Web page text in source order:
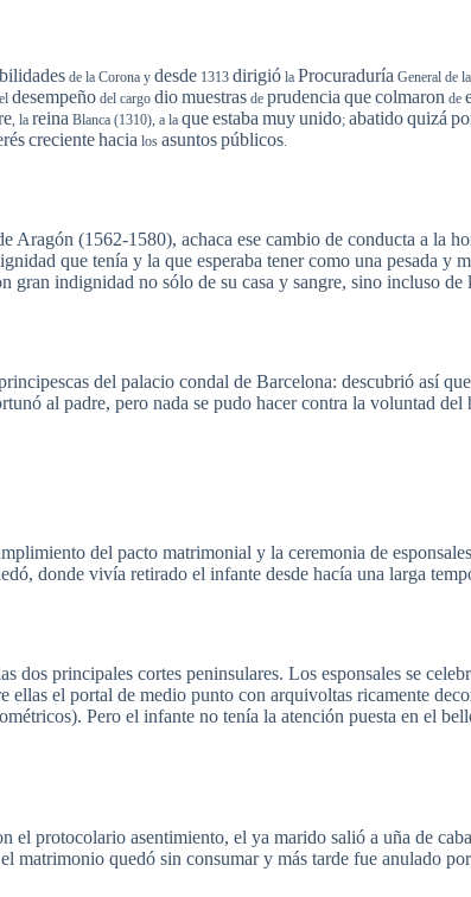
de la Corona y desde 1313 dirigió la Procuraduría General de
desempeño del cargo diomuestras de prudencia quecolmaron de
, la reina Blanca (1310), a la queestaba muyunido; abatidoquizá
crecientehacia los asuntospúblicos.
Aragón (1562-1580), achaca ese cambio de conducta a la
que tenía y la que esperaba tener como una pesada y
gran indignidad no sólo de su casa y sangre, sino incluso de
del palacio condal de Barcelona: descubrió así que
al padre, pero nada se pudo hacercontra la voluntad del
del pacto matrimonial y la ceremonia de esponsales
, donde vivía retirado el infante desde hacía una larga
dos principales cortes peninsulares. Los esponsales se
ellas el portal de medio punto con arquivoltas ricamente
). Pero el infante no tenía la atención puesta en el
el protocolario asentimiento, el ya marido salió a uña de
el matrimonio quedó sin consumary más tarde fue anulado por